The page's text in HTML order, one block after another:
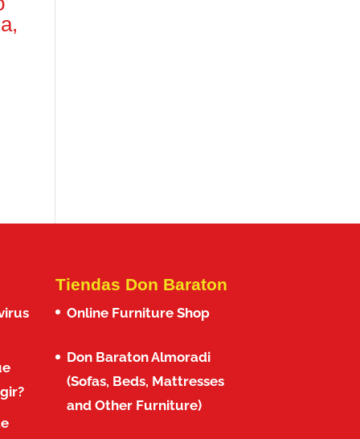
Tiendas Don Baraton
Online Furniture Shop
Don Baraton Almoradi
(Sofas, Beds, Mattresses
and Other Furniture)